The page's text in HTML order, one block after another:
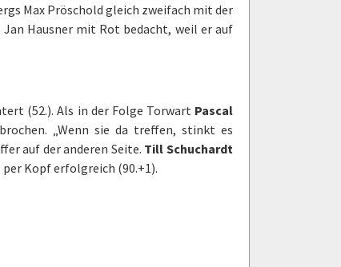
Max Pröschold gleich zweifach mit der
Jan Hausner mit Rot bedacht, weil er auf
(52.). Als in der Folge Torwart Pascal
„Wenn sie da treffen, stinkt es
auf der anderen Seite. Till Schuchardt
per Kopf erfolgreich (90.+1).